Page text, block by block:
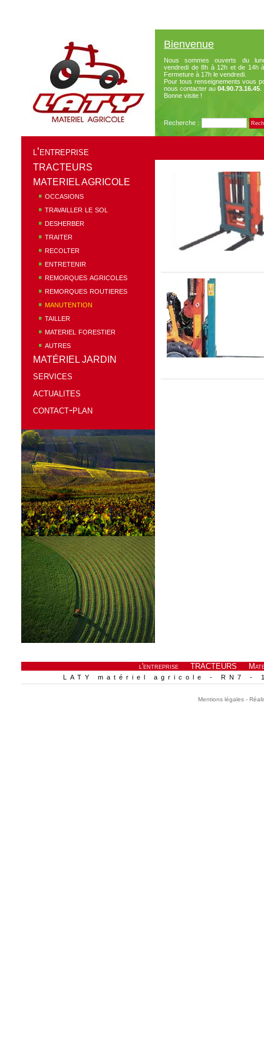
Bienvenue
Nous sommes ouverts du
vendredi de 8h à 12h et de 14h
Fermeture à 17h le vendredi.
Pour tous renseignements vous
nous contacter au 04.90.73.16.45
Bonne visite !
Recherche :
l'entreprise
TRACTEURS
MATERIEL AGRICOLE
occasions
travailler le sol
desherber
traiter
recolter
entretenir
remorques agricoles
remorques routieres
manutention
tailler
materiel forestier
autres
MATÉRIEL JARDIN
services
actualites
contact-plan
l'entreprise TRACTEURS
LATY matériel agricole - RN7 -
Mentions légales -